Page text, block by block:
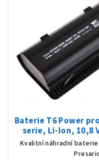
Baterie T6 Power
serie, Li-Ion, 10,8
Kvalitní náhradní